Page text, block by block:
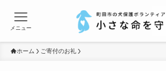
メニュー
ホーム ご寄付のお礼